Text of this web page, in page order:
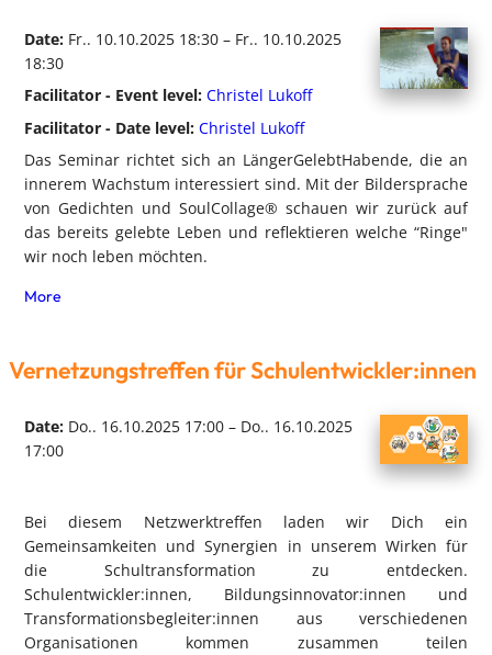
Date: Fr.. 10.10.2025 18:30 – Fr.. 10.10.2025
18:30
Facilitator - Event level:Christel Lukoff
Facilitator - Date level:Christel Lukoff
Das Seminar richtet sich an LängerGelebtHabende, die an
innerem Wachstum interessiert sind. Mit der Bildersprache
von Gedichten und SoulCollage® schauen wir zurück auf
das bereits gelebte Leben und reflektieren welche “Ringe"
wir noch leben möchten.
More
Vernetzungstreffen für Schulentwickler:innen
Date: Do.. 16.10.2025 17:00 – Do.. 16.10.2025
17:00
Bei diesem Netzwerktreffen laden wir Dich ein
Gemeinsamkeiten und Synergien in unserem Wirken für
die Schultransformation zu entdecken.
Schulentwickler:innen, Bildungsinnovator:innen und
Transformationsbegleiter:innen aus verschiedenen
Organisationen kommen zusammen teilen